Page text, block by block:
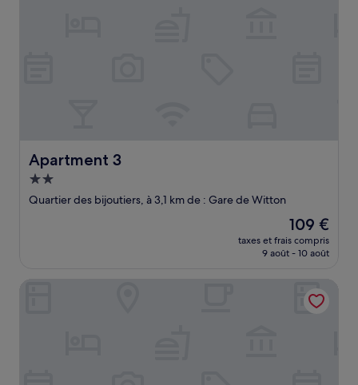
Apartment 3
Apartment 3
Hébergement
2.0 étoiles
Quartier des bijoutiers, à 3,1 km de : Gare de Witton
Le
nouveau
prix
de
109 €
109 €
taxes et frais compris
9 août - 10 août